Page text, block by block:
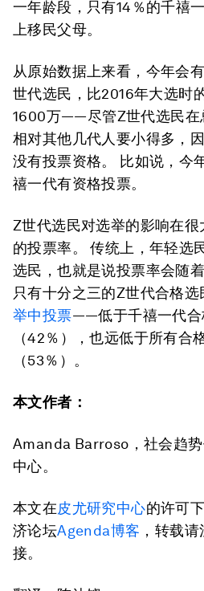
一年龄段，只有14％的千禧
上移民父母。
从原始数据上来看，今年会
世代选民，比2016年大选时
1600万——尽管Z世代选民在
相对其他几代人要小得多，
没有投票资格。 比如说，今
禧一代有资格投票。
Z世代选民对选举的影响在
的投票率。 传统上，年轻选
选民，也就是说投票率会随
只有十分之三的Z世代合格选
举中投票——低于千禧一代合
（42％），也远低于所有合
（53％）。
本文作者：
Amanda Barroso，社会趋
中心。
本文在皮尤研究中心的许可
济论坛Agenda博客 ，转载
接。